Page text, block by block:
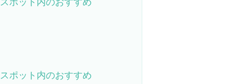
スポット内のおすすめ